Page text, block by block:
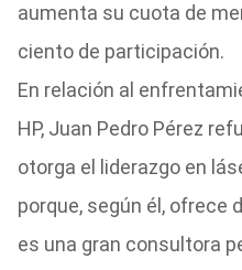
aumenta su cuota de
ciento de participación.
En relación al
HP, Juan Pedro Pérez
otorga el liderazgo en
porque, según él, ofrece
es una gran consultora